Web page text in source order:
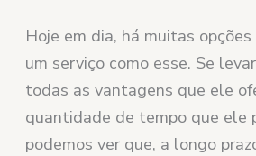
Hoje em dia, há muitas
um serviço como esse. Se
todas as vantagens que ele
quantidade de tempo que ele
podemos ver que, a longo